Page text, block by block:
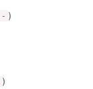
)
)